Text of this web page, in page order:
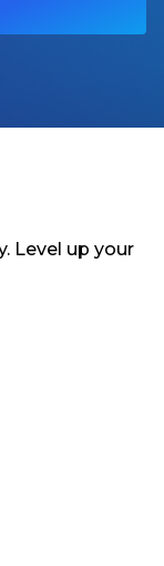
Level up your